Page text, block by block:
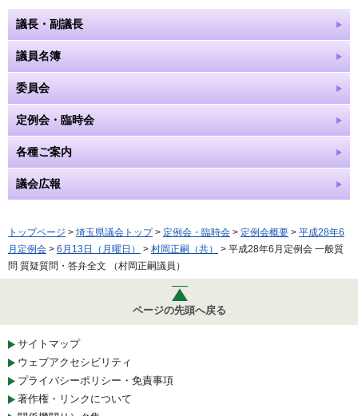
議長・副議長
議員名簿
委員会
定例会・臨時会
各種ご案内
議会広報
トップページ > 埼玉県議会トップ> 定例会・臨時会 > 定例会概要 > 平成28年6
月定例会 > 6月13日（月曜日） > 村岡正嗣（共）
> 平成28年6月定例会 一般質
問 質疑質問・答弁全文 （村岡正嗣議員）
ページの先頭へ戻る
サイトマップ
ウェブアクセシビリティ
プライバシーポリシー・免責事項
著作権・リンクについて